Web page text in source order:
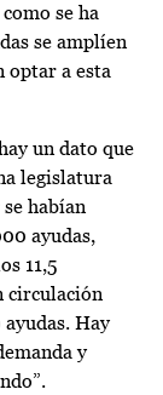
se ha
se amplíen
optar a esta
un dato que
legislatura
habían
ayudas,
11,5
circulación
Hay
y